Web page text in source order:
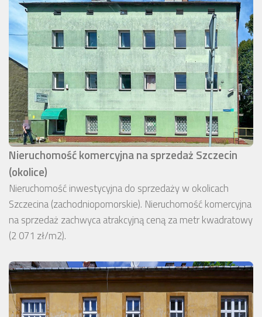
Nieruchomość komercyjna na sprzedaż Szczecin
(okolice)
Nieruchomość inwestycyjna do sprzedaży w okolicach
Szczecina (zachodniopomorskie). Nieruchomość komercyjna
na sprzedaż zachwyca atrakcyjną ceną za metr kwadratowy
(2 071 zł/m2).